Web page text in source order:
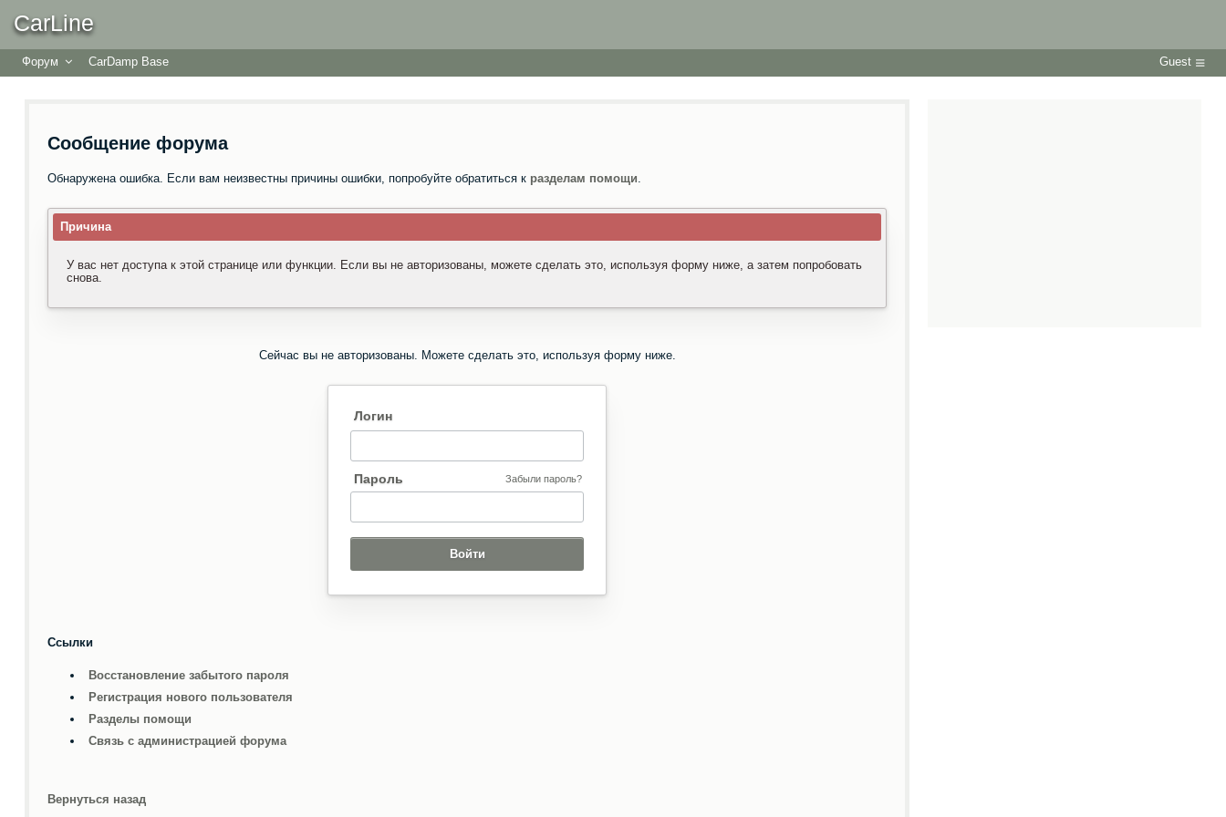
CarLine
Форум CarDamp Base Guest
Сообщение форума
Обнаружена ошибка. Если вам неизвестны причины ошибки, попробуйте обратиться к разделам помощи.
Причина
У вас нет доступа к этой странице или функции. Если вы не авторизованы, можете сделать это, используя форму ниже, а затем попробовать
снова.
Сейчас вы не авторизованы. Можете сделать это, используя форму ниже.
Логин
Пароль Забыли пароль?
Ссылки
Восстановление забытого пароля
Регистрация нового пользователя
Разделы помощи
Связь с администрацией форума
Вернуться назад